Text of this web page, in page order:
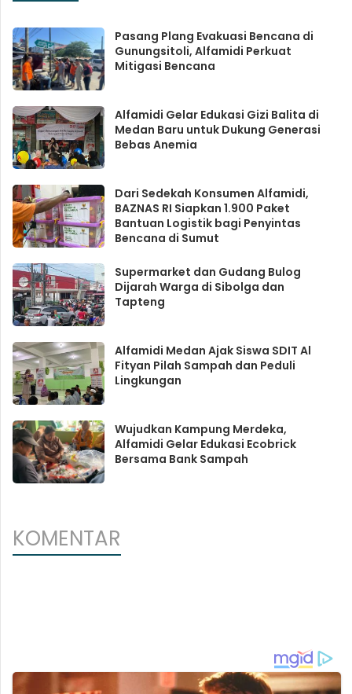
Pasang Plang Evakuasi Bencana di
Gunungsitoli, Alfamidi Perkuat
Mitigasi Bencana
Alfamidi Gelar Edukasi Gizi Balita di
Medan Baru untuk Dukung Generasi
Bebas Anemia
Dari Sedekah Konsumen Alfamidi,
BAZNAS RI Siapkan 1.900 Paket
Bantuan Logistik bagi Penyintas
Bencana di Sumut
Supermarket dan Gudang Bulog
Dijarah Warga di Sibolga dan
Tapteng
Alfamidi Medan Ajak Siswa SDIT Al
Fityan Pilah Sampah dan Peduli
Lingkungan
Wujudkan Kampung Merdeka,
Alfamidi Gelar Edukasi Ecobrick
Bersama Bank Sampah
KOMENTAR